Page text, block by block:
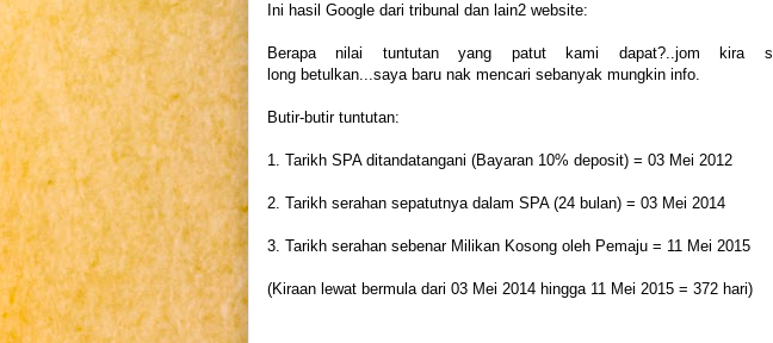
Ini hasil Google dari tribunal dan lain2 website:
Berapa nilai tuntutan yang patut kami dapat?..jom kira
long betulkan...saya baru nak mencari sebanyak mungkin info.
Butir-butir tuntutan:
1. Tarikh SPA ditandatangani (Bayaran 10% deposit) = 03 Mei 2012
2. Tarikh serahan sepatutnya dalam SPA (24 bulan) = 03 Mei 2014
3. Tarikh serahan sebenar Milikan Kosong oleh Pemaju = 11 Mei 2015
(Kiraan lewat bermula dari 03 Mei 2014 hingga 11 Mei 2015 = 372 hari)